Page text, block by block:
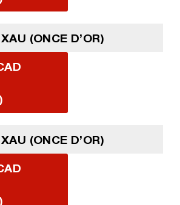
(ONCE D’OR)
(ONCE D’OR)